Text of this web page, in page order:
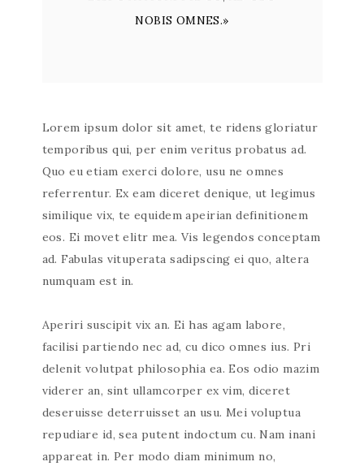
NOBIS OMNES.»
Lorem ipsum dolor sit amet, te ridens gloriatur
temporibus qui, per enim veritus probatus ad.
Quo eu etiam exerci dolore, usu ne omnes
referrentur. Ex eam diceret denique, ut legimus
similique vix, te equidem apeirian definitionem
eos. Ei movet elitr mea. Vis legendos conceptam
ad. Fabulas vituperata sadipscing ei quo, altera
numquam est in.
Aperiri suscipit vix an. Ei has agam labore,
facilisi partiendo nec ad, cu dico omnes ius. Pri
delenit volutpat philosophia ea. Eos odio mazim
viderer an, sint ullamcorper ex vim, diceret
deseruisse deterruisset an usu. Mei voluptua
repudiare id, sea putent indoctum cu. Nam inani
appareat in. Per modo diam minimum no,